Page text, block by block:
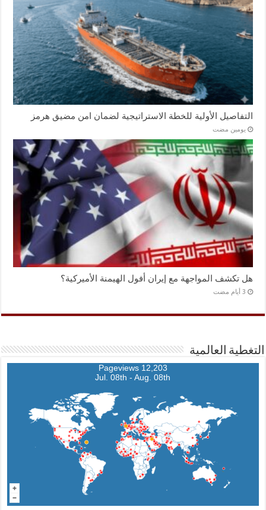
التفاصيل الأولية للخطة الاستراتيجية لضمان امن مضيق هرمز
‏يومين مضت
هل تكشف المواجهة مع إيران أفول الهيمنة الأميركية؟
التغطية العالمية
12,203 Pageviews
Jul. 08th - Aug. 08th